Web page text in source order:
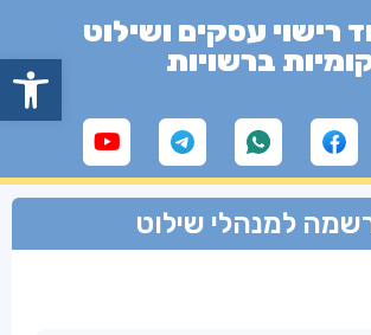
רישוי עסקים ושילוט
ברשויות
למנהלי שילוט